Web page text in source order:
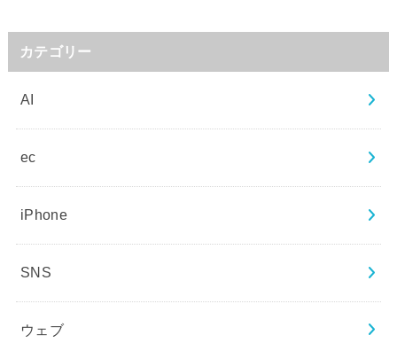
カテゴリー
AI
ec
iPhone
SNS
ウェブ